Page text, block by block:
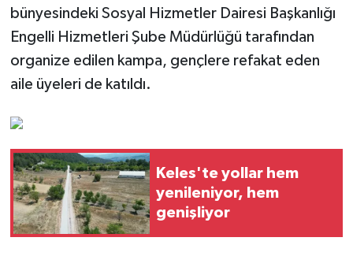
bünyesindeki Sosyal Hizmetler Dairesi Başkanlığı
Engelli Hizmetleri Şube Müdürlüğü tarafından
organize edilen kampa, gençlere refakat eden
aile üyeleri de katıldı.
Keles'te yollar hem
yenileniyor, hem
genişliyor